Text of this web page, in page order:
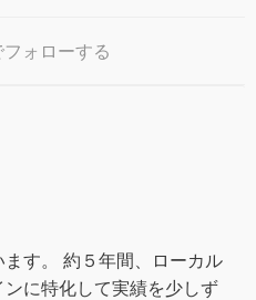
フォローする
す。 約５年間、ローカル
に特化して実績を少しず